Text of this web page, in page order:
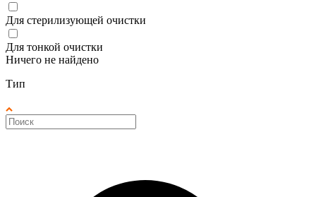
Для стерилизующей очистки
Для тонкой очистки
Ничего не найдено
Тип